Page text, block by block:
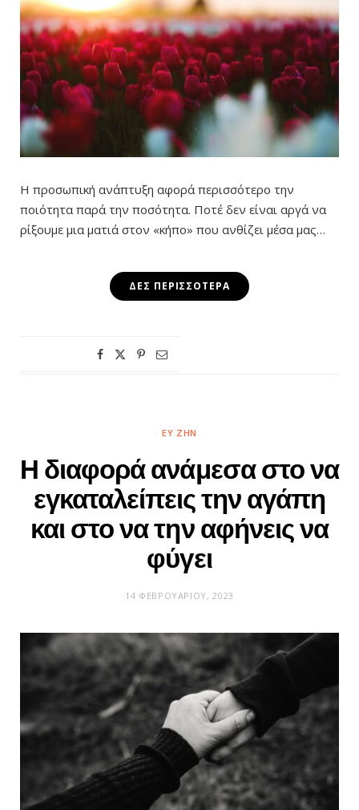
Η προσωπική ανάπτυξη αφορά περισσότερο την
ποιότητα παρά την ποσότητα. Ποτέ δεν είναι αργά να
ρίξουμε μια ματιά στον «κήπο» που ανθίζει μέσα μας…
ΔΕΣ ΠΕΡΙΣΣΌΤΕΡΑ
ΕΥ ΖΗΝ
Η διαφορά ανάμεσα στο να
εγκαταλείπεις την αγάπη
και στο να την αφήνεις να
φύγει
14 ΦΕΒΡΟΥΑΡΊΟΥ, 2023